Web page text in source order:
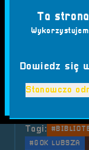
Już 15 lipca
miejscowość
razem
retrostrefę
Kategorie
Tagi:
#GOK LUBSZA
Ta
Dowiedz się
Stanowczo